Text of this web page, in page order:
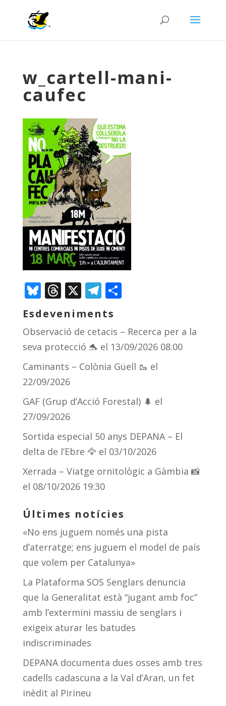
w_cartell-mani-
caufec
Bluesky
Threads
X Telegram
Comparteix
Esdeveniments
Observació de cetacis – Recerca per a la
seva protecció 🐬 el 13/09/2026 08:00
Caminants – Colònia Güell 🥾 el
22/09/2026
GAF (Grup d’Acció Forestal) 🌲 el
27/09/2026
Sortida especial 50 anys DEPANA – El
delta de l’Ebre 🦅 el 03/10/2026
Xerrada – Viatge ornitològic a Gàmbia 📸
el 08/10/2026 19:30
Últimes notícies
«No ens juguem només una pista
d’aterratge; ens juguem el model de país
que volem per Catalunya»
La Plataforma SOS Senglars denuncia
que la Generalitat està “jugant amb foc”
amb l’extermini massiu de senglars i
exigeix aturar les batudes
indiscriminades
DEPANA documenta dues osses amb tres
cadells cadascuna a la Val d’Aran, un fet
inèdit al Pirineu